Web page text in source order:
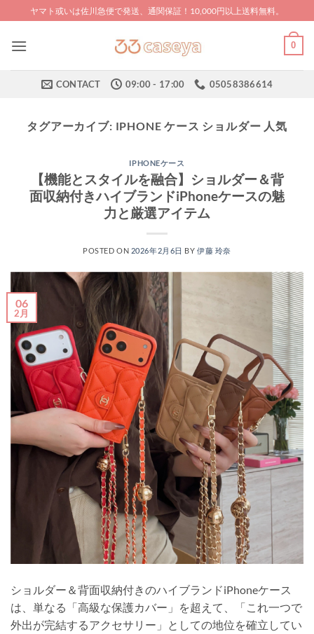
to
content
ヤマト或いは佐川急便で発送、通関保証！10,000円以上送料無料。
0
CONTACT 09:00 - 17:00 05058386614
タグアーカイブ: IPHONE ケース ショルダー 人気
IPHONEケース
【機能とスタイルを融合】ショルダー＆背
面収納付きハイブランドiPhoneケースの魅
力と厳選アイテム
POSTED ON 2026年2月6日 BY伊藤 玲奈
06
2月
ショルダー＆背面収納付きのハイブランドiPhoneケース
は、単なる「高級な保護カバー」を超えて、「これ一つで
外出が完結するアクセサリー」としての地位を確立してい